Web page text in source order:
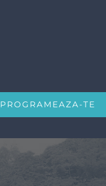
PROGRAMEAZA-TE